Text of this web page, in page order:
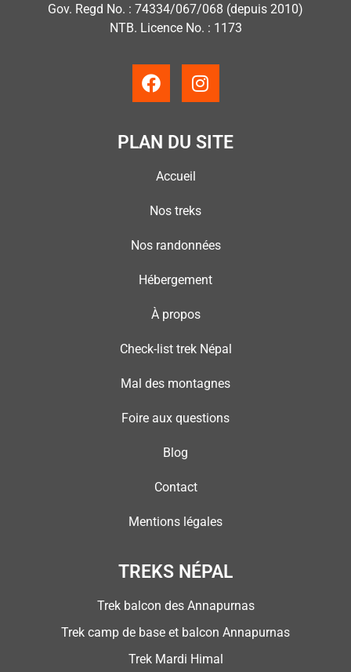
Gov. Regd No. : 74334/067/068 (depuis 2010)
NTB. Licence No. : 1173
PLAN DU SITE
Accueil
Nos treks
Nos randonnées
Hébergement
À propos
Check-list trek Népal
Mal des montagnes
Foire aux questions
Blog
Contact
Mentions légales
TREKS NÉPAL
Trek balcon des Annapurnas
Trek camp de base et balcon Annapurnas
Trek Mardi Himal